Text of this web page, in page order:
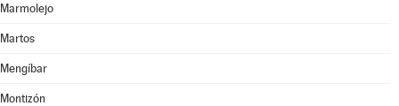
Marmolejo
Martos
Mengíbar
Montizón